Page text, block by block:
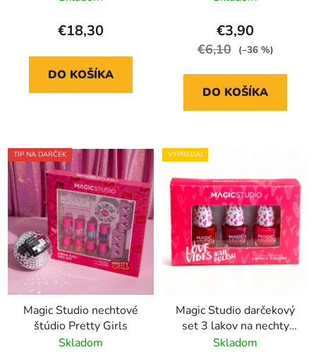
€18,30
DO KOŠÍKA
€3,90
€6,10 (–36 %)
DO KOŠÍKA
TIP NA DARČEK
Magic Studio nechtové
štúdio Pretty Girls
Skladom
VÝPREDAJ
Magic Studio darčekový
set 3 lakov na nechty
Love Vibes
Skladom